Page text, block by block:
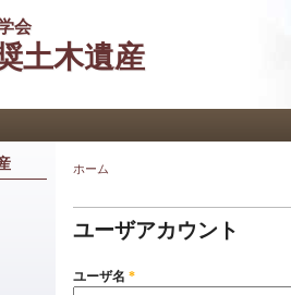
会
土木遺産
現在地
ホーム
ユーザアカウント
ユーザ名 *